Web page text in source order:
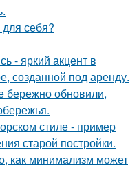
себя?
- яркий акцент в
созданной под аренду.
бережно обновили,
стиле - пример
старой постройки.
как минимализм может